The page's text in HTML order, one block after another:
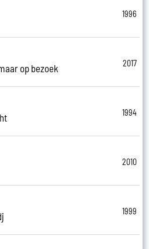
1996
op bezoek
2017
1994
2010
1999